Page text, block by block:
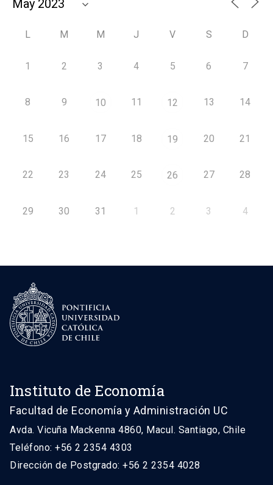
L M M J V S D
1 2 3 4 5 6 7
8 9 10 11 12 13 14
15 16 17 18 19 20 21
22 23 24 25 26 27 28
29 30 31 1 2 3 4
Instituto de Economía
Facultad de Economía y Administración UC
Avda. Vicuña Mackenna 4860, Macul. Santiago, Chile
Teléfono: +56 2 2354 4303
Dirección de Postgrado: +56 2 2354 4028